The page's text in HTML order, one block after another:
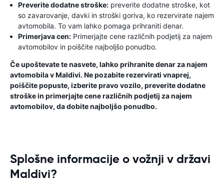
Preverite dodatne stroške: preverite dodatne stroške, kot
so zavarovanje, davki in stroški goriva, ko rezervirate najem
avtomobila. To vam lahko pomaga prihraniti denar.
Primerjava cen: Primerjajte cene različnih podjetij za najem
avtomobilov in poiščite najboljšo ponudbo.
Če upoštevate te nasvete, lahko prihranite denar za najem
avtomobila v Maldivi. Ne pozabite rezervirati vnaprej,
poiščite popuste, izberite pravo vozilo, preverite dodatne
stroške in primerjajte cene različnih podjetij za najem
avtomobilov, da dobite najboljšo ponudbo.
Splošne informacije o vožnji v državi
Maldivi?